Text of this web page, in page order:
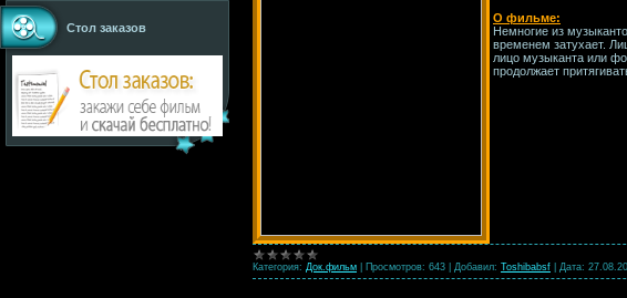
Стол заказов
О фильме:
Немногие из
временем затухает.
лицо музыканта или
продолжает
Категория: Док.фильм Просмотров: 643 Добавил: Toshibabsf Дата: